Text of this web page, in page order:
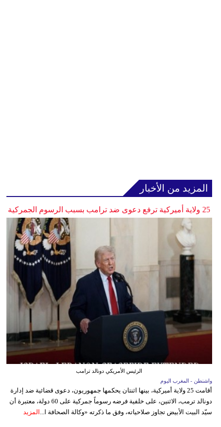
المزيد من الأخبار
25 ولاية أميركية ترفع دعوى ضد ترامب بسبب الرسوم الجمركية
الرئيس الأمريكي دونالد ترامب
واشنطن - المغرب اليوم
أقامت 25 ولاية أميركية، بينها اثنتان يحكمها جمهوريون، دعوى قضائية ضد إدارة
دونالد ترمب، الاثنين، على خلفية فرضه رسوماً جمركية على 60 دولة، معتبرة أن
سيّد البيت الأبيض تجاوز صلاحياته، وفق ما ذكرته «وكالة الصحافة ا... المزيد